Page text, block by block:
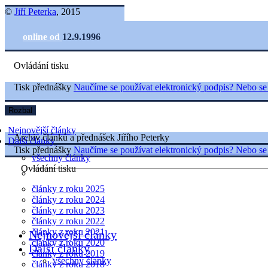
© Jiří Peterka, 2015
online od 12.9.1996
Ovládání tisku
Nejnovější články
Další články
všechny články
články z roku 2025
články z roku 2024
články z roku 2023
články z roku 2022
články z roku 2021
články z roku 2020
články z roku 2019
články z roku 2018
Tisk přednášky Naučíme se používat elektronický podpis? Nebo
Rozbal
Archiv článků a přednášek Jiřího Peterky
Tisk přednášky Naučíme se používat elektronický podpis? Nebo
Ovládání tisku
Nejnovější články
Další články
všechny články